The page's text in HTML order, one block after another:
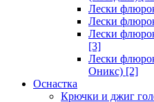
Лески
Лески
Лески
[3]
Лески
Оникс) [2]
Оснастка
Крючки и джиг